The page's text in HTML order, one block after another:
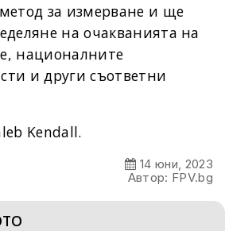
за измерване и ще
на очакванията на
националните
и други съответни
Kendall.
14 юни, 2023
Автор: FPV.bg